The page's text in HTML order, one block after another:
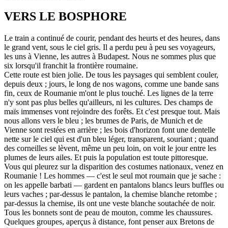
VERS LE BOSPHORE
Le train a continué de courir, pendant des heurts et des heures, dans
le grand vent, sous le ciel gris. Il a perdu peu à peu ses voyageurs,
les uns à Vienne, les autres à Budapest. Nous ne sommes plus que
six lorsqu'il franchit la frontière roumaine.
Cette route est bien jolie. De tous les paysages qui semblent couler,
depuis deux ; jours, le long de nos wagons, comme une bande sans
fin, ceux de Roumanie m'ont le plus touché. Les lignes de la terre
n'y sont pas plus belles qu'ailleurs, ni les cultures. Des champs de
maïs immenses vont rejoindre des forêts. Et c'est presque tout. Mais
nous allons vers le bleu ; les brumes de Paris, de Munich et de
Vienne sont restées en arrière ; les bois d'horizon font une dentelle
nette sur le ciel qui est d'un bleu léger, transparent, souriant ; quand
des corneilles se lèvent, même un peu loin, on voit le jour entre les
plumes de leurs ailes. Et puis la population est toute pittoresque.
Vous qui pleurez sur la disparition des costumes nationaux, venez en
Roumanie ! Les hommes — c'est le seul mot roumain que je sache :
on les appelle barbati — gardent en pantalons blancs leurs buffles ou
leurs vaches ; par-dessus le pantalon, la chemise blanche retombe ;
par-dessus la chemise, ils ont une veste blanche soutachée de noir.
Tous les bonnets sont de peau de mouton, comme les chaussures.
Quelques groupes, aperçus à distance, font penser aux Bretons de